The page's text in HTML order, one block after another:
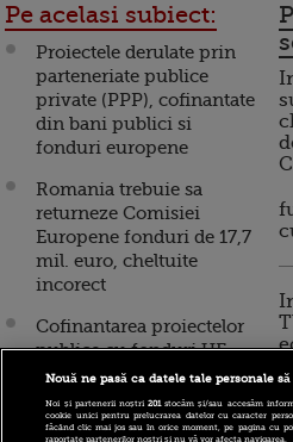
Pe acelasi subiect:
Proiectele derulate prin
parteneriate publice
private (PPP), cofinantate
din bani publici si
fonduri europene
Romania trebuie sa
returneze Comisiei
Europene fonduri de 17,7
mil. euro, cheltuite
incorect
Cofinantarea proiectelor
publice cu fonduri UE
revine la 15%, din martie,
dupa incheierea
acordului cu CE
Nouă ne pasă ca datele tale personale
Noi și partenerii noștri201stocăm și/sau accesăm
cookie unici pentru prelucrarea datelor cu caracter
făcând clic mai jos sau în orice moment, pe pagina cu
raportate partenerilor noștri și nu vă vor afecta navigarea.